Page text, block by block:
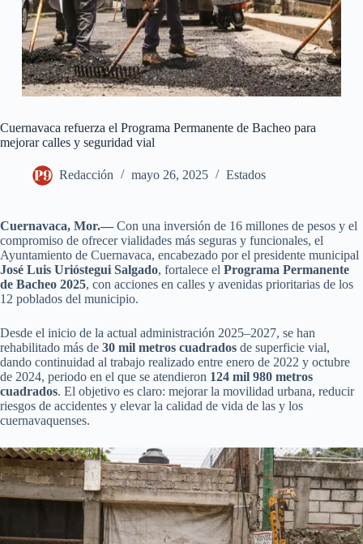
Cuernavaca refuerza el Programa Permanente de Bacheo para
mejorar calles y seguridad vial
Redacción mayo 26, 2025 Estados
Cuernavaca, Mor.— Con una inversión de 16 millones de pesos y el
compromiso de ofrecer vialidades más seguras y funcionales, el
Ayuntamiento de Cuernavaca, encabezado por el presidente municipal
José Luis Urióstegui Salgado, fortalece el Programa Permanente
de Bacheo 2025, con acciones en calles y avenidas prioritarias de los
12 poblados del municipio.
Desde el inicio de la actual administración 2025–2027, se han
rehabilitado más de 30 mil metros cuadrados de superficie vial,
dando continuidad al trabajo realizado entre enero de 2022 y octubre
de 2024, periodo en el que se atendieron 124 mil 980 metros
cuadrados. El objetivo es claro: mejorar la movilidad urbana, reducir
riesgos de accidentes y elevar la calidad de vida de las y los
cuernavaquenses.